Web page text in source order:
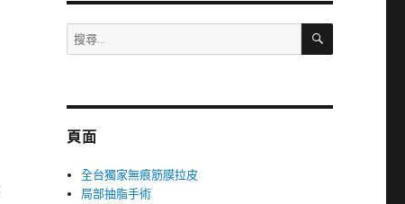
搜
尋
字:
搜
頁面
全台獨家無痕筋膜拉皮
局部抽脂手術